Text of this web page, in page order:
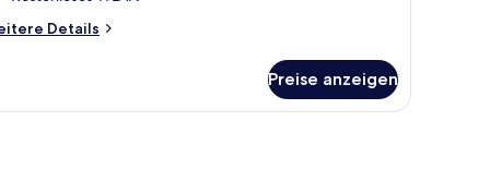
Details
Preise anzeigen